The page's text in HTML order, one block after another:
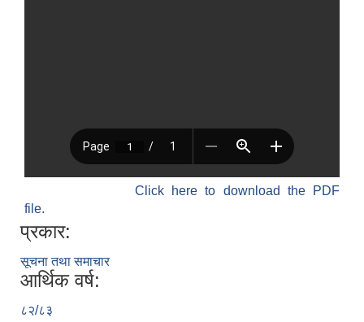
Click here to download the PDF
file.
प्रकार:
सूचना तथा समाचार
आर्थिक वर्ष:
८२/८३